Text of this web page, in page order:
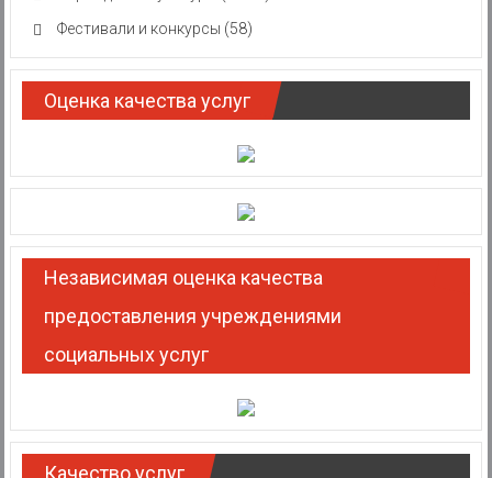
Фестивали и конкурсы (58)
Оценка качества услуг
Независимая оценка качества
предоставления учреждениями
социальных услуг
Качество услуг